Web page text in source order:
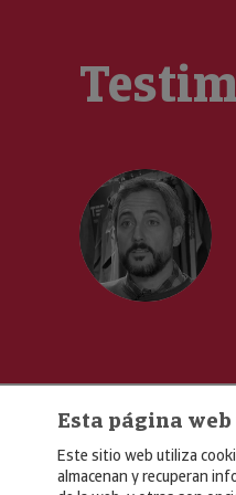
Luis Lasa-
y Caución nos está
Esta página
Este sitio web utiliza
almacenan y recuperan